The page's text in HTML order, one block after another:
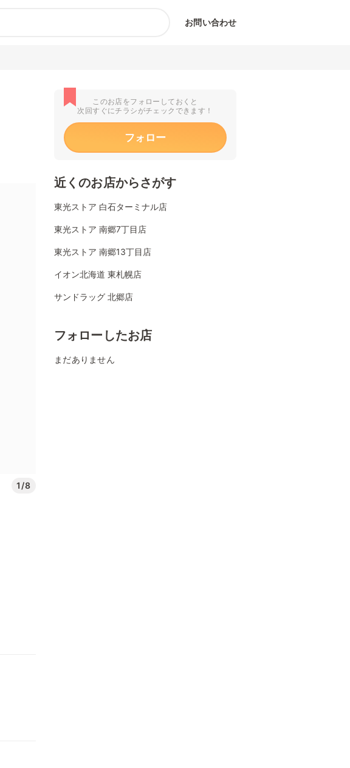
お問い合わせ
1/8
このお店をフォローしておくと
次回すぐにチラシがチェックできます！
フォロー
近くのお店からさがす
東光ストア 白石ターミナル店
東光ストア 南郷7丁目店
東光ストア 南郷13丁目店
イオン北海道 東札幌店
サンドラッグ 北郷店
フォローしたお店
まだありません